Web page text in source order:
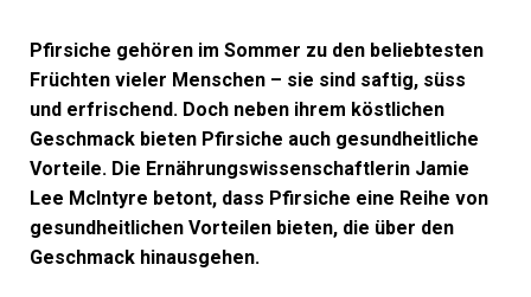
Pfirsiche gehören im Sommer zu den beliebtesten
Früchten vieler Menschen – sie sind saftig, süss
und erfrischend. Doch neben ihrem köstlichen
Geschmack bieten Pfirsiche auch gesundheitliche
Vorteile. Die Ernährungswissenschaftlerin Jamie
Lee McIntyre betont, dass Pfirsiche eine Reihe von
gesundheitlichen Vorteilen bieten, die über den
Geschmack hinausgehen.